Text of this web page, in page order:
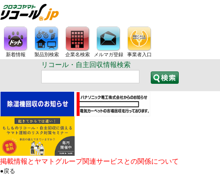
新着情報 製品別検索 企業名検索 メルマガ登録 事業者入口
リコール・自主回収情報検索
掲載情報とヤマトグループ関連サービスとの関係について
●戻る